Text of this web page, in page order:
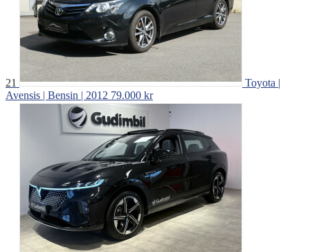
21
Toyota |
Avensis | Bensin | 2012 79.000 kr